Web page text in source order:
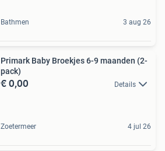
Bathmen 3 aug 26
Primark Baby Broekjes 6-9 maanden (2-
pack)
€ 0,00 Details
Zoetermeer 4 jul 26